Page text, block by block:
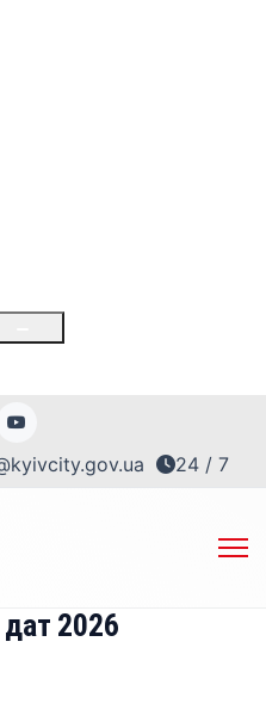
24 / 7
2026